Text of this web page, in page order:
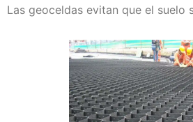
Las geoceldas evitan que el suelo